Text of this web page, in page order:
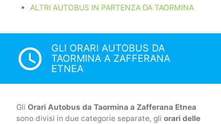
ALTRI AUTOBUS IN PARTENZA DA TAORMINA
access_time
GLI ORARI AUTOBUS DA
TAORMINA A ZAFFERANA
ETNEA
Gli Orari Autobus da Taormina a Zafferana Etnea
sono divisi in due categorie separate, gli orari delle